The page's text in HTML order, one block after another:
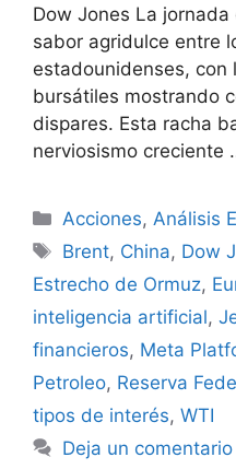
Dow Jones La
sabor agridulce entre
estadounidenses, con
bursátiles mostrando
dispares. Esta racha
nerviosismo creciente
Categorías
Acciones, Análisis
Etiquetas
Brent, China, Dow
Estrecho de Ormuz,
inteligencia artificial,
financieros, Meta
Petroleo, Reserva
tipos de interés, WTI
Deja un comentario